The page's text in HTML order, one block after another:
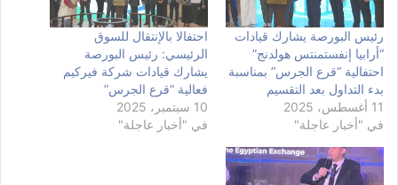
رئيس البورصة يشارك قيادات
“أرابيا إنفستمنتس هولدنج”
احتفالية “قرع الجرس” بمناسبة
بدء التداول بعد التقسيم
11 أغسطس، 2025
في "أخبار عاجلة"
احتفالا بالإنتقال للسوق
الرئيسي: رئيس البورصة
يشارك قيادات شركة فيركيم
فعالية “قرع الجرس”
10 سبتمبر، 2025
في "أخبار عاجلة"